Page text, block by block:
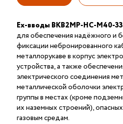
Ex-вводы ВКВ2МР-НС-М40-
для обеспечения надёжного и
фиксации небронированного
металлорукаве в корпус
устройства, а также
электрического соединения
металлической оболочки
группы в местах (кроме
их наземных строений),
газовым средам.